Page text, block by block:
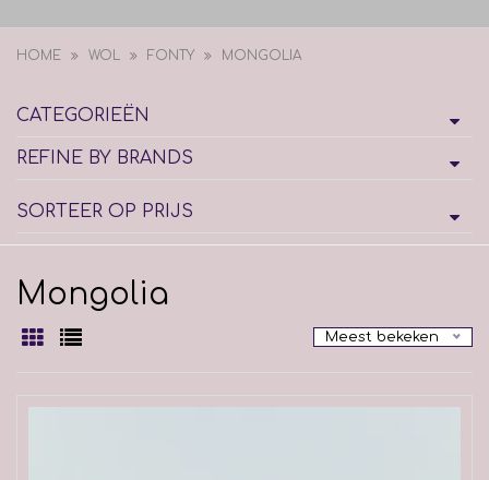
HOME WOL FONTY MONGOLIA
CATEGORIEËN
REFINE BY BRANDS
SORTEER OP PRIJS
Mongolia
Meest bekeken